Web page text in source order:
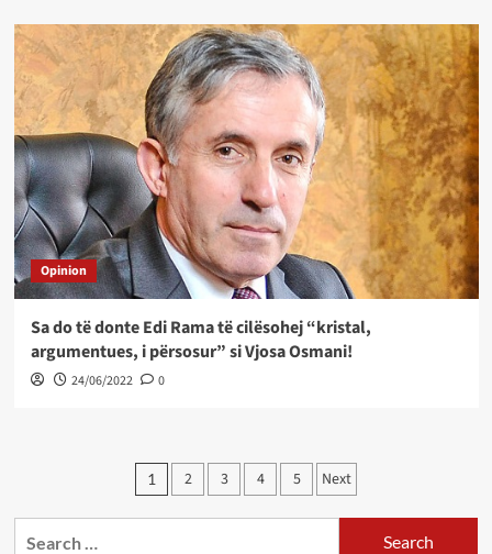
Opinion
Sa do të donte Edi Rama të cilësohej “kristal,
argumentues, i përsosur” si Vjosa Osmani!
24/06/2022 0
Posts
pagination
1 2 3 4 5 Next